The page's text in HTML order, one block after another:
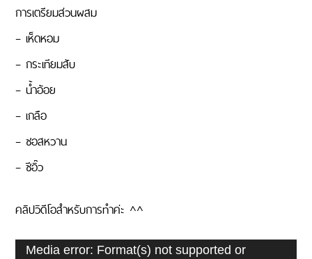
การเตรียมส่วนผสม
– เห็ดหอม
– กระเทียมสับ
– น้ำอ้อย
– เกลือ
– ซอสหวาน
– ซีอิ๊ว
คลิปวิดีโอสำหรับการทำค่ะ ^^
Video
Media error: Format(s) not supported or